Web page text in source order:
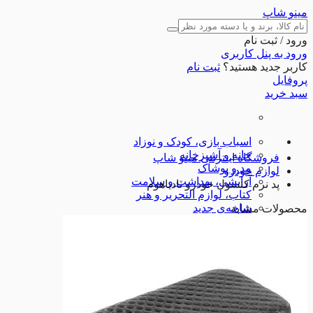
مینو شاپ
ورود / ثبت نام
ورود به پنل کاربری
کاربر جدید هستید؟ ثبت نام
پروفایل
سبد خرید
اسباب بازی، کودک و نوزاد
خانه و آشپزخانه
مد و پوشاک
آرایشی، بهداشت و سلامت
کتاب، لوازم التحریر و هنر
شاخه‌ی جدید
تجهیزات ورزشی
شگفت انگیزها
فروشگاه اینترنتی مینو شاپ
لوازم خودرو
پد نرم کنسول خودرو نادیاهوم
محصولات مشابه